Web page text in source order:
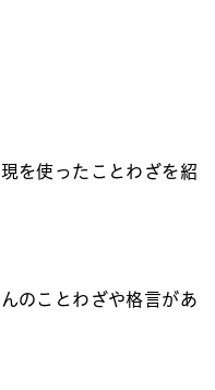
を使ったことわざを紹
のことわざや格言があ